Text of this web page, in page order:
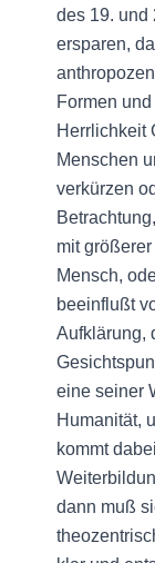
des 19. und
ersparen,
Formen
Herrlichkeit
Menschen
verkürzen
mit
Mensch,
beeinflußt
Aufklärung,
eine seiner
Humanität,
kommt
dann muß